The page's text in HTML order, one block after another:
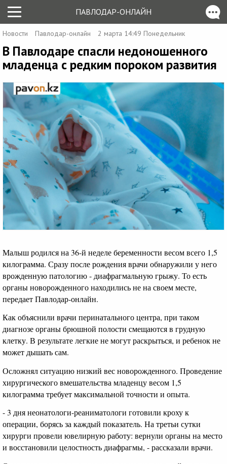
ПАВЛОДАР-ОНЛАЙН
Новости Павлодар-онлайн 2 марта 14:49 Понедельник
В Павлодаре спасли недоношенного
младенца с редким пороком развития
Малыш родился на 36-й неделе беременности весом всего 1,5
килограмма. Сразу после рождения врачи обнаружили у него
врожденную патологию - диафрагмальную грыжу. То есть
органы новорожденного находились не на своем месте,
передает Павлодар-онлайн.
Как объяснили врачи перинатального центра, при таком
диагнозе органы брюшной полости смещаются в грудную
клетку. В результате легкие не могут раскрыться, и ребенок не
может дышать сам.
Осложнял ситуацию низкий вес новорожденного. Проведение
хирургического вмешательства младенцу весом 1,5
килограмма требует максимальной точности и опыта.
- 3 дня неонатологи-реаниматологи готовили кроху к
операции, борясь за каждый показатель. На третьи сутки
хирурги провели ювелирную работу: вернули органы на место
и восстановили целостность диафрагмы, - рассказали врачи.